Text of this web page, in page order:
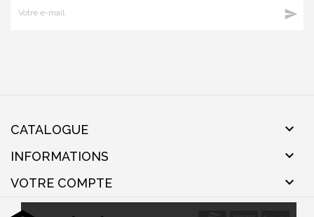

CATALOGUE 
INFORMATIONS 
VOTRE COMPTE 